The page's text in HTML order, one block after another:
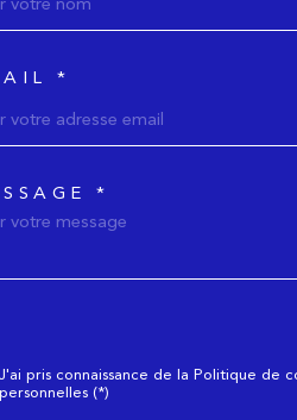
*
*
Règlementation
J'ai pris connaissance de la Politique de
personnelles (*)